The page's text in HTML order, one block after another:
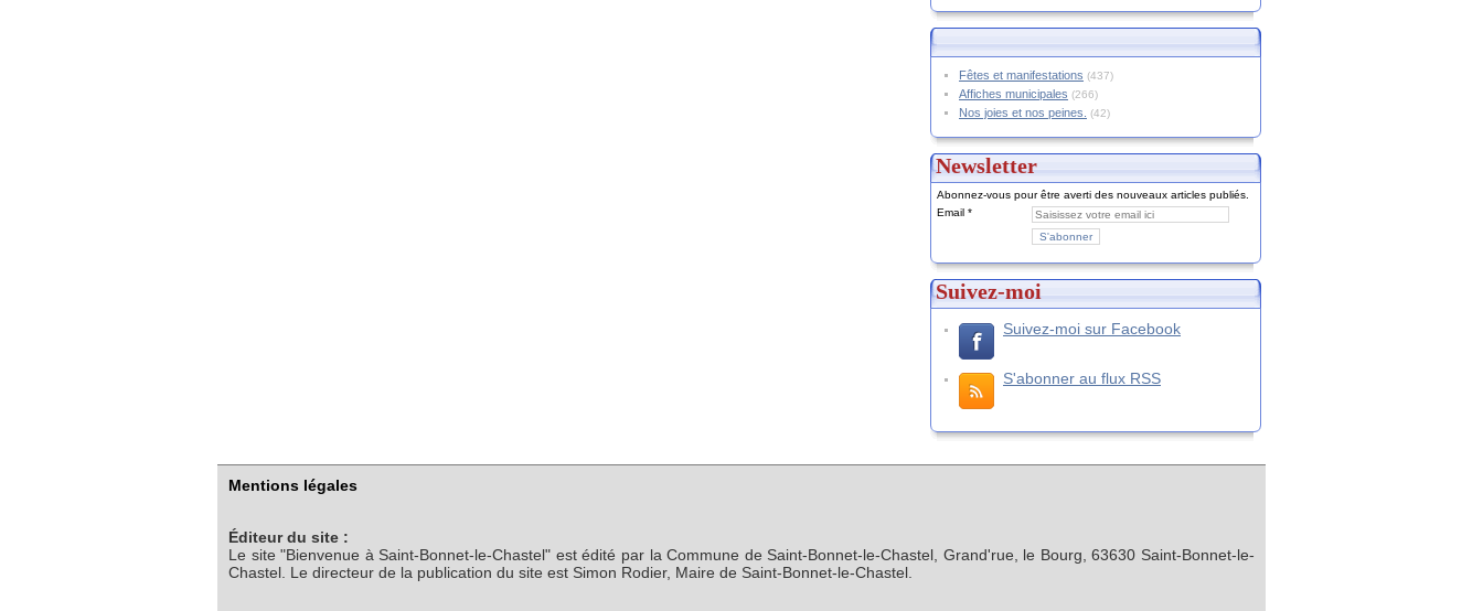
Fêtes et manifestations (437)
Affiches municipales (266)
Nos joies et nos peines. (42)
Newsletter
Abonnez-vous pour être averti des nouveaux articles publiés.
Email
Suivez-moi
Suivez-moi sur Facebook
S'abonner au flux RSS
Mentions légales
Éditeur du site :
Le site "Bienvenue à Saint-Bonnet-le-Chastel" est édité par la Commune de Saint-Bonnet-le-Chastel, Grand'rue, le Bourg, 63630 Saint-Bonnet-le-
Chastel. Le directeur de la publication du site est Simon Rodier, Maire de Saint-Bonnet-le-Chastel.